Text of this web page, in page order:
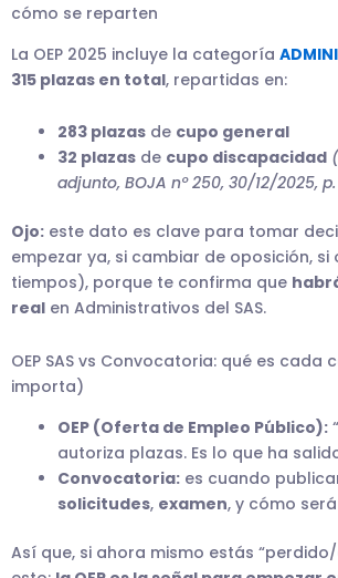
cómo se reparten
La OEP 2025 incluye la categoría
315 plazas en total, repartidas en:
283 plazas de cupo general
32 plazas de cupo discapacidad
adjunto, BOJA nº 250, 30/12/2025,
Ojo: este dato es clave para tomar
empezar ya, si cambiar de oposición, si
tiempos), porque te confirma que
real en Administrativos del SAS.
OEP SAS vs Convocatoria: qué es cada
importa)
OEP (Oferta de Empleo Público):
autoriza plazas. Es lo que ha
Convocatoria: es cuando
solicitudes, examen, y cómo
Así que, si ahora mismo estás